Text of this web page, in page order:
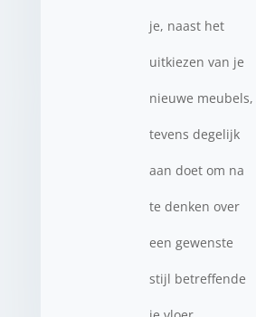
je, naast het
uitkiezen van je
nieuwe meubels,
tevens degelijk
aan doet om na
te denken over
een gewenste
stijl betreffende